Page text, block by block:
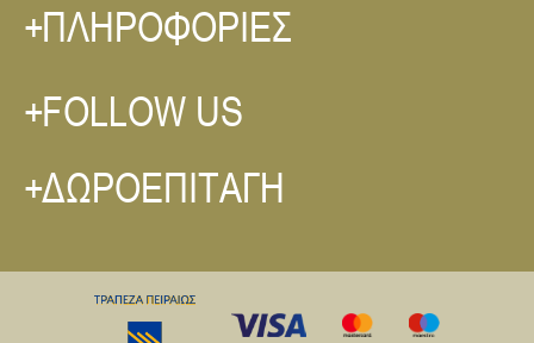
ΠΛΗΡΟΦΟΡΙΕΣ
FOLLOW US
ΔΩΡΟΕΠΙΤΑΓΗ